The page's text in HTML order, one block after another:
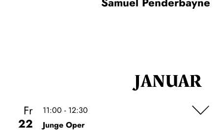
JANUAR
Fr
22
11:00 - 12:30
Junge Oper